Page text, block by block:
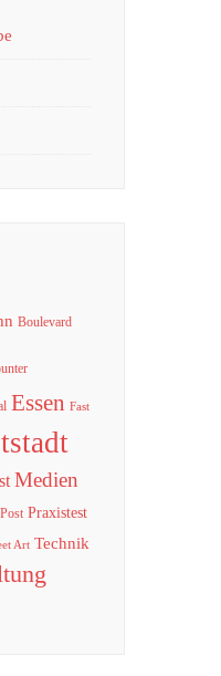
Boulevard
Essen Fast
Medien
Post Praxistest
Art Technik